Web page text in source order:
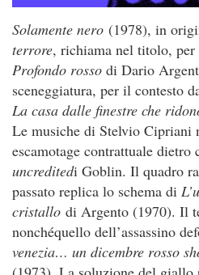
Solamente nero (1978), in
terrore, richiama nel titolo,
Profondo rosso di Dario
sceneggiatura, per il contesto
La casa dalle finestre che
Le musiche di Stelvio Cipriani
escamotage contrattuale dietro
uncreditedi Goblin. Il quadro
passato replica lo schema di
cristallo di Argento (1970). Il
nonchéquello dell’assassino
venezia… un dicembre rosso